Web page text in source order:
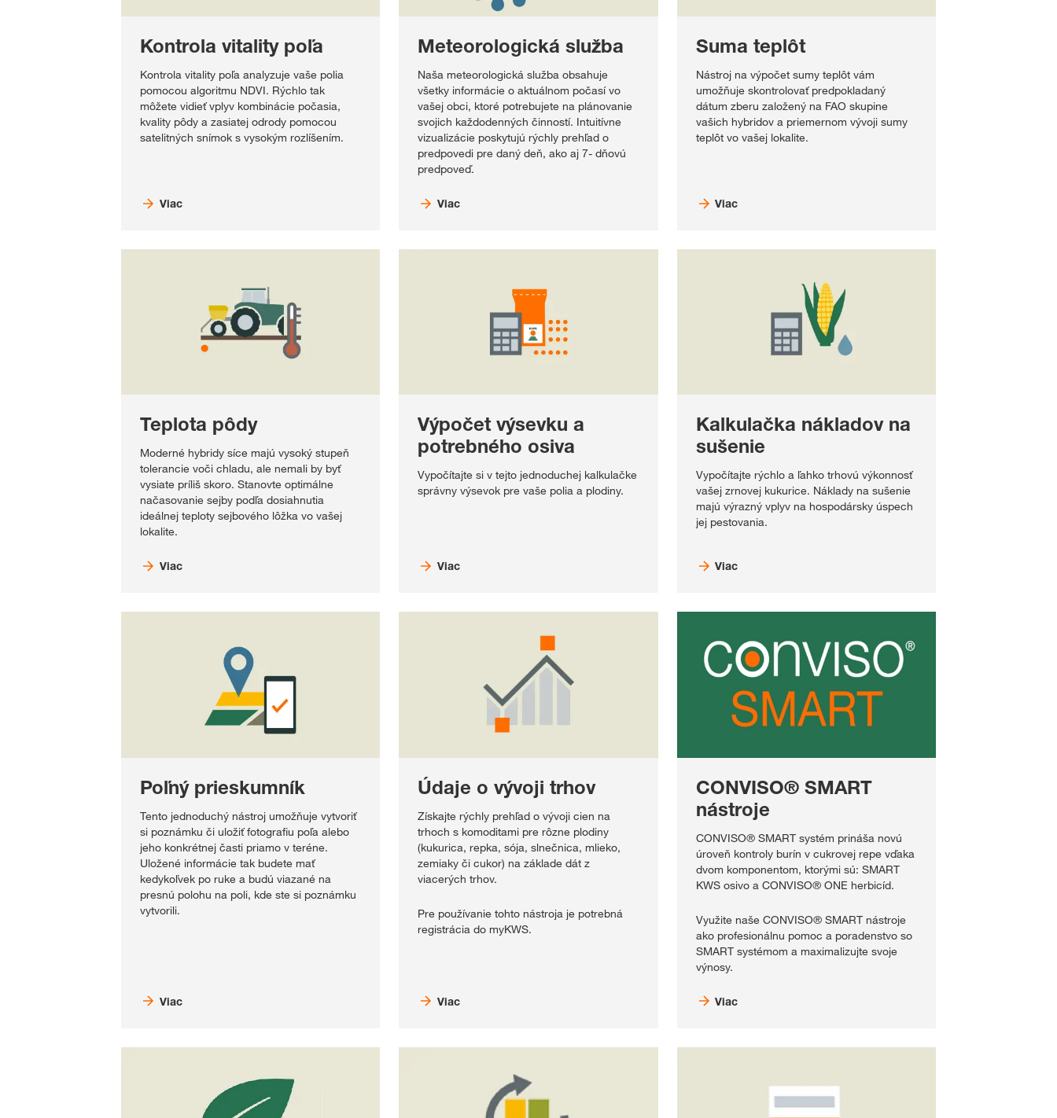
Kontrola vitality poľa
Kontrola vitality poľa analyzuje vaše polia
pomocou algoritmu NDVI. Rýchlo tak
môžete vidieť vplyv kombinácie počasia,
kvality pôdy a zasiatej odrody pomocou
satelitných snímok s vysokým rozlíšením.
Viac
Meteorologická služba
Naša meteorologická služba obsahuje
všetky informácie o aktuálnom počasí vo
vašej obci, ktoré potrebujete na plánovanie
svojich každodenných činností. Intuitívne
vizualizácie poskytujú rýchly prehľad o
predpovedi pre daný deň, ako aj 7- dňovú
predpoveď.
Viac
Suma teplôt
Nástroj na výpočet sumy teplôt vám
umožňuje skontrolovať predpokladaný
dátum zberu založený na FAO skupine
vašich hybridov a priemernom vývoji sumy
teplôt vo vašej lokalite.
Viac
Teplota pôdy
Moderné hybridy síce majú vysoký stupeň
tolerancie voči chladu, ale nemali by byť
vysiate príliš skoro. Stanovte optimálne
načasovanie sejby podľa dosiahnutia
ideálnej teploty sejbového lôžka vo vašej
lokalite.
Viac
Výpočet výsevku a
potrebného osiva
Vypočítajte si v tejto jednoduchej kalkulačke
správny výsevok pre vaše polia a plodiny.
Viac
Kalkulačka nákladov na
sušenie
Vypočítajte rýchlo a ľahko trhovú výkonnosť
vašej zrnovej kukurice. Náklady na sušenie
majú výrazný vplyv na hospodársky úspech
jej pestovania.
Viac
Poľný prieskumník
Tento jednoduchý nástroj umožňuje vytvoriť
si poznámku či uložiť fotografiu poľa alebo
jeho konkrétnej časti priamo v teréne.
Uložené informácie tak budete mať
kedykoľvek po ruke a budú viazané na
presnú polohu na poli, kde ste si poznámku
vytvorili.
Viac
Údaje o vývoji trhov
Získajte rýchly prehľad o vývoji cien na
trhoch s komoditami pre rôzne plodiny
(kukurica, repka, sója, slnečnica, mlieko,
zemiaky či cukor) na základe dát z
viacerých trhov.
Pre používanie tohto nástroja je potrebná
registrácia do myKWS.
Viac
CONVISO® SMART
nástroje
CONVISO® SMART systém prináša novú
úroveň kontroly burín v cukrovej repe vďaka
dvom komponentom, ktorými sú: SMART
KWS osivo a CONVISO® ONE herbicíd.
Využite naše CONVISO® SMART nástroje
ako profesionálnu pomoc a poradenstvo so
SMART systémom a maximalizujte svoje
výnosy.
Viac